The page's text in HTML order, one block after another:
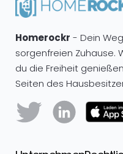
Homerockr - Dein
sorgenfreien Zuhause.
du die Freiheit
Seiten des